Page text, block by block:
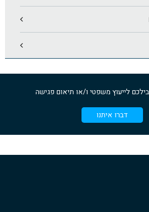
לייעוץ משפטי ו/או תיאום פגישה
דברו איתנו